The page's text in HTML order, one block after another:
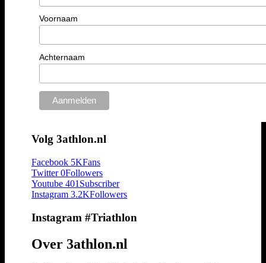
Voornaam
Achternaam
Volg 3athlon.nl
Facebook 5KFans
Twitter 0Followers
Youtube 401 Subscriber
Instagram 3.2KFollowers
Instagram #Triathlon
Over 3athlon.nl